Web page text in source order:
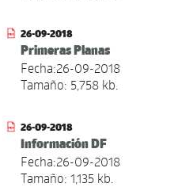
26-09-2018
Primeras Planas
Fecha:26-09-2018
Tamaño: 5,758 kb.
26-09-2018
Información DF
Fecha:26-09-2018
Tamaño: 1,135 kb.